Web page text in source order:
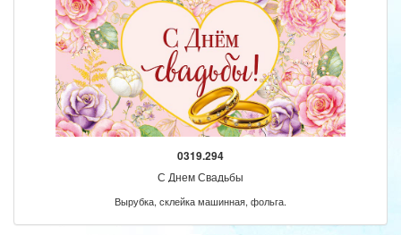
0319.294
С Днем Свадьбы
Вырубка, склейка машинная, фольга.